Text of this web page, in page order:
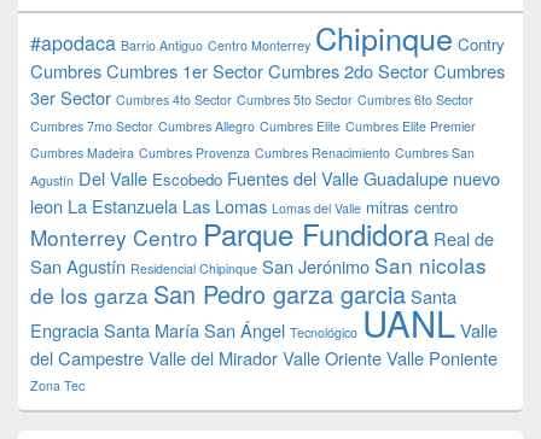
#apodaca Barrio Antiguo Centro Monterrey Chipinque Contry
CumbresCumbres 1er SectorCumbres 2do SectorCumbres
3er Sector Cumbres 4to Sector Cumbres 5to Sector Cumbres 6to Sector
Cumbres 7mo Sector Cumbres Allegro Cumbres Elite Cumbres Elite Premier
Cumbres Madeira Cumbres Provenza Cumbres Renacimiento Cumbres San
Agustín Del Valle Escobedo Fuentes del ValleGuadalupe nuevo
leon La Estanzuela Las Lomas Lomas del Valle mitras centro
Monterrey Centro Parque Fundidora Real de
San Agustín Residencial Chipinque San Jerónimo San nicolas
de los garza San Pedro garza garciaSanta
EngraciaSanta MaríaSan Ángel Tecnológico UANLValle
del CampestreValle del MiradorValle OrienteValle Poniente
Zona Tec